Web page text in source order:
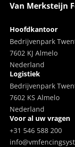
Van Merksteijn
Hoofdkantoor
Bedrijvenpark
7602 KJ Almelo
Nederland
Logistiek
Bedrijvenpark
7602 KS Almelo
Nederland
Voor al uw vragen
+31 546 588 200